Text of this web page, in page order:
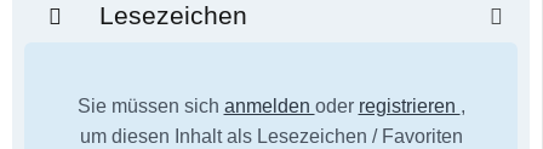
Lesezeichen
Sie müssen sich anmelden oder registrieren ,
um diesen Inhalt als Lesezeichen / Favoriten